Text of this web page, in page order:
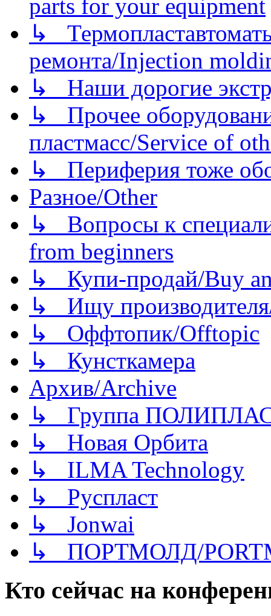
parts for your equipment
↳
ремонта/Injection
↳ Наши дорогие
↳ Прочее
пластмасс/Service of
↳ Периферия тоже
Разное/Other
↳ Вопросы к
from beginners
↳ Купи-продай/Buy
↳ Ищу
↳ Оффтопик/Offtopic
↳ Кунсткамера
Архив/Archive
↳ Группа
↳ Новая Орбита
↳ ILMA Technology
↳ Руспласт
↳ Jonwai
↳ ПОРТМОЛД/
Кто сейчас на